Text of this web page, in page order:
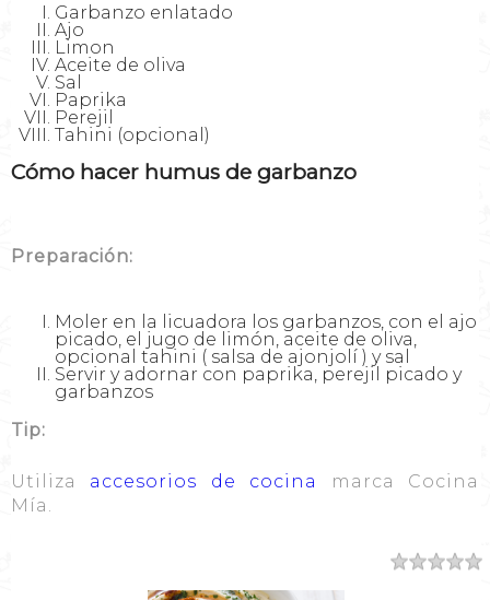
Garbanzo enlatado
Ajo
Limon
Aceite de oliva
Sal
Paprika
Perejil
Tahini (opcional)
Cómo hacer humus de garbanzo
Preparación:
Moler en la licuadora los garbanzos, con el ajo
picado, el jugo de limón, aceite de oliva,
opcional tahini ( salsa de ajonjolí ) y sal
Servir y adornar con paprika, perejil picado y
garbanzos
Tip:
Utiliza accesorios de cocina
marca Cocina
Mía.